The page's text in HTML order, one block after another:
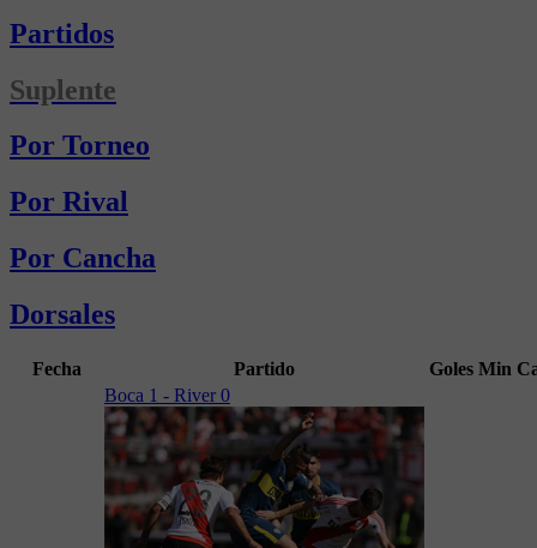
Partidos
Suplente
Por Torneo
Por Rival
Por Cancha
Dorsales
Fecha Partido Goles Min
Boca 1 - River 0